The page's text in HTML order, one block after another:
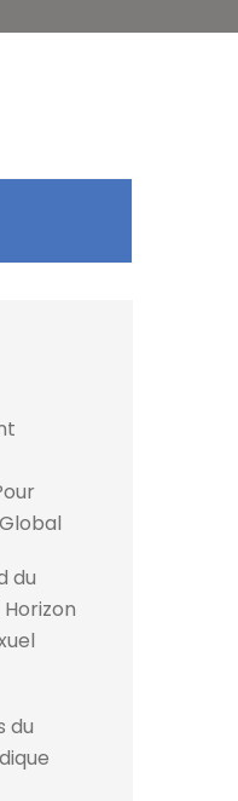
du
Horizon
du